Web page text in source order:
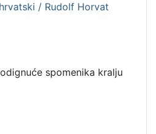
/ Rudolf Horvat
spomenika kralju